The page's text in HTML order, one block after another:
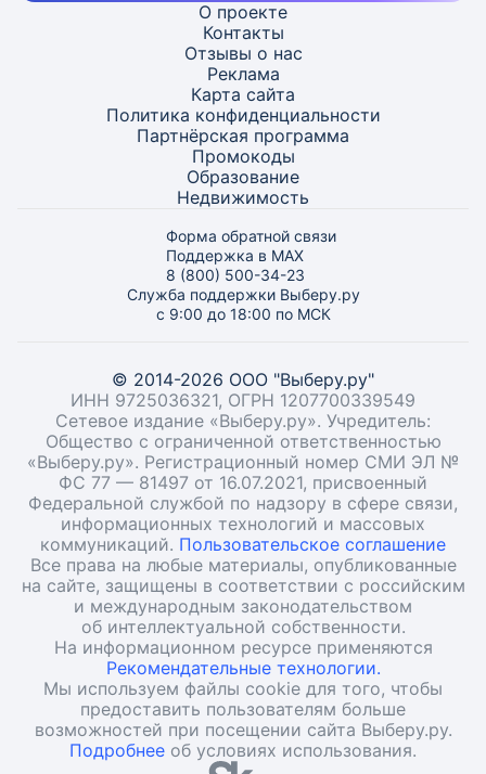
О проекте
Контакты
Отзывы о нас
Реклама
Карта сайта
Политика конфиденциальности
Партнёрская программа
Промокоды
Образование
Недвижимость
Форма обратной связи
Поддержка в MAX
8 (800) 500-34-23
Служба поддержки Выберу.ру
с 9:00 до 18:00 по МСК
© 2014-2026 ООО "Выберу.ру"
ИНН 9725036321, ОГРН 1207700339549
Сетевое издание «Выберу.ру». Учредитель:
Общество с ограниченной ответственностью
«Выберу.ру». Регистрационный номер СМИ ЭЛ №
ФС 77 — 81497 от 16.07.2021, присвоенный
Федеральной службой по надзору в сфере связи,
информационных технологий и массовых
коммуникаций. Пользовательское соглашение
Все права на любые материалы, опубликованные
на сайте, защищены в соответствии с российским
и международным законодательством
об интеллектуальной собственности.
На информационном ресурсе применяются
Рекомендательные технологии.
Мы используем файлы cookie для того, чтобы
предоставить пользователям больше
возможностей при посещении сайта Выберу.ру.
Подробнее об условиях использования.